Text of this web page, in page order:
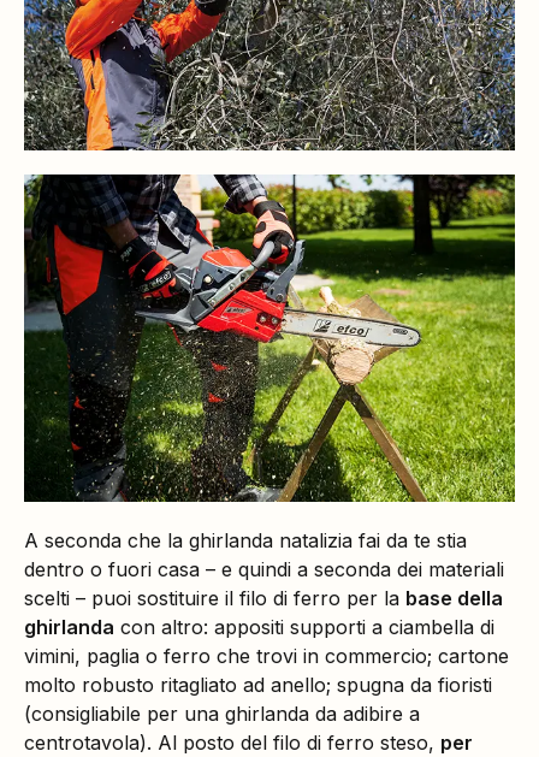
A seconda che la ghirlanda natalizia fai da te stia
dentro o fuori casa – e quindi a seconda dei materiali
scelti – puoi sostituire il filo di ferro per la base della
ghirlanda con altro: appositi supporti a ciambella di
vimini, paglia o ferro che trovi in commercio; cartone
molto robusto ritagliato ad anello; spugna da fioristi
(consigliabile per una ghirlanda da adibire a
centrotavola). Al posto del filo di ferro steso, per